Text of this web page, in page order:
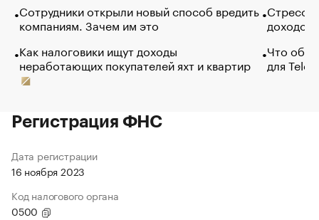
Сотрудники открыли новый способ вредить
компаниям. Зачем им это
Как налоговики ищут доходы
неработающих покупателей яхт и квартир
Стресс
доходов
Что
для
Регистрация ФНС
Дата регистрации
16 ноября 2023
Код налогового органа
0500